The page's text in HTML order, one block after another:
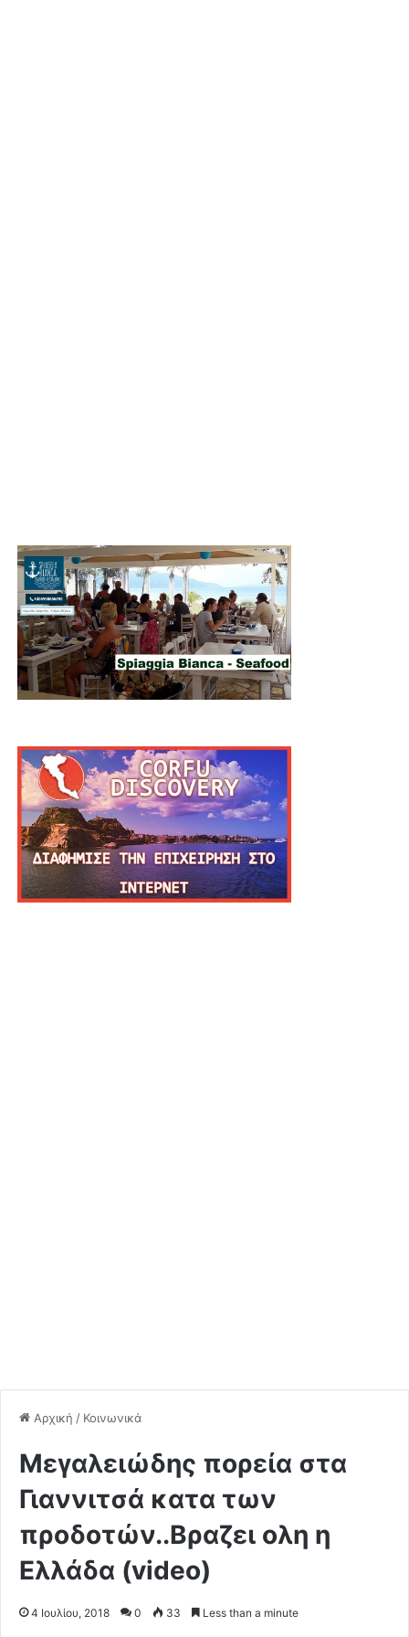
Αρχική / Κοινωνικά
Μεγαλειώδης πορεία στα
Γιαννιτσά κατα των
προδοτών..Βραζει ολη η
Ελλάδα (video)
4 Ιουλίου, 2018 0 33 Less than a minute